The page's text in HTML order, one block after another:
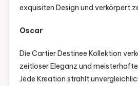
exquisiten Design und verkörpert
Oscar
Die Cartier Destinee Kollektion
zeitloser Eleganz und
Jede Kreation strahlt